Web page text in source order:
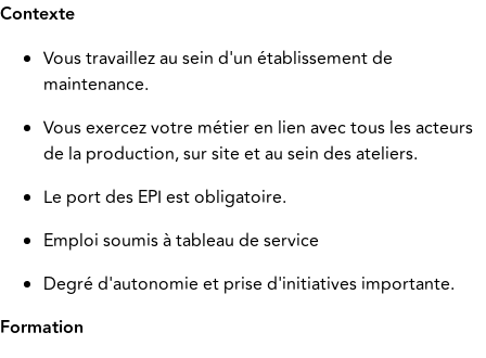
Contexte
Vous travaillez au sein d'un établissement de
maintenance.
Vous exercez votre métier en lien avec tous les acteurs
de la production, sur site et au sein des ateliers.
Le port des EPI est obligatoire.
Emploi soumis à tableau de service
Degré d'autonomie et prise d'initiatives importante.
Formation